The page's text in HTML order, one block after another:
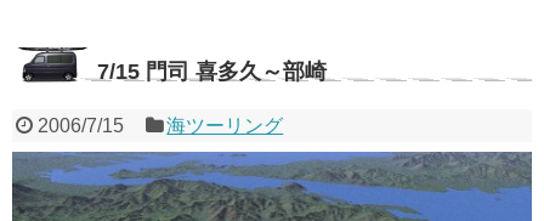
7/15 門司 喜多久～部崎
2006/7/15 海ツーリング